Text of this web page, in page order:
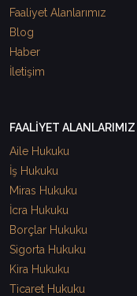
Faaliyet Alanlarımız
Blog
Haber
İletişim
FAALİYET ALANLARIMIZ
Aile Hukuku
İş Hukuku
Miras Hukuku
İcra Hukuku
Borçlar Hukuku
Sigorta Hukuku
Kira Hukuku
Ticaret Hukuku